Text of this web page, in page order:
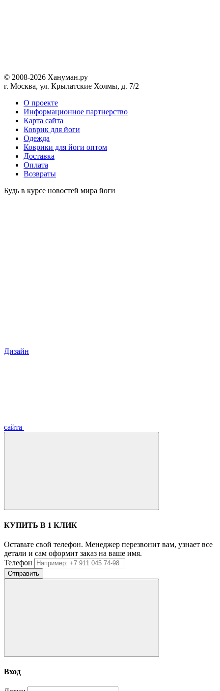
© 2008-2026 Хануман.ру
г. Москва, ул. Крылатские Холмы, д. 7/2
O проекте
Информационное партнерство
Карта сайта
Коврик для йоги
Одежда
Коврики для йоги оптом
Доставка
Оплата
Возвраты
Будь в курсе новостей мира йоги
Дизайн
сайта
КУПИТЬ В 1 КЛИК
Оставьте свой телефон. Менеджер перезвонит вам, узнает все
детали и сам оформит заказ на ваше имя.
Телефон
Отправить
Вход